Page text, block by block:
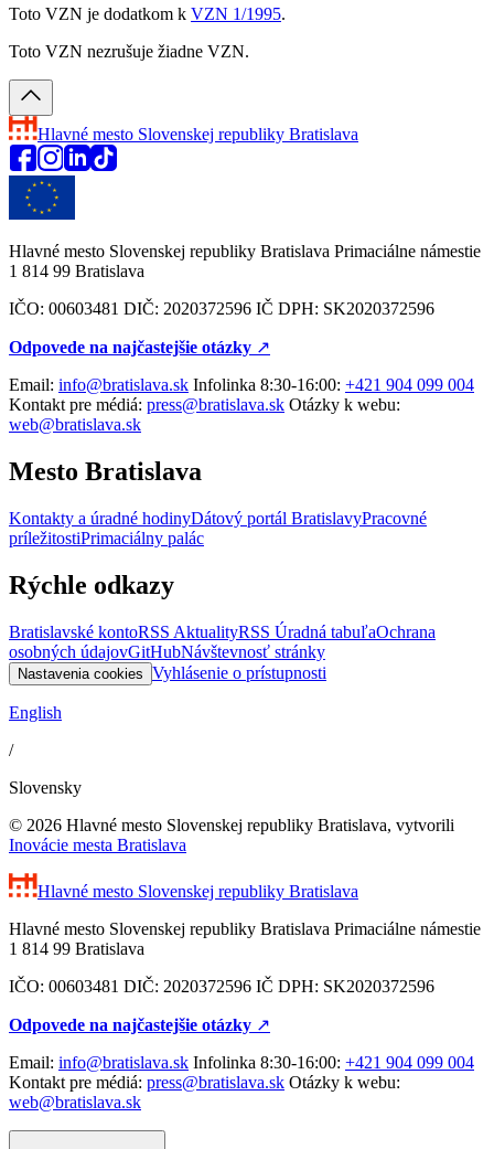
Toto VZN je dodatkom k VZN 1/1995.
Toto VZN nezrušuje žiadne VZN.
Hlavné mesto Slovenskej republiky Bratislava
Hlavné mesto Slovenskej republiky Bratislava Primaciálne námestie
1 814 99 Bratislava
IČO: 00603481 DIČ: 2020372596 IČ DPH: SK2020372596
Odpovede na najčastejšie otázky ↗︎
Email: info@bratislava.sk Infolinka 8:30-16:00: +421 904 099 004
Kontakt pre médiá: press@bratislava.sk Otázky k webu:
web@bratislava.sk
Mesto Bratislava
Kontakty a úradné hodinyDátový portál BratislavyPracovné
príležitostiPrimaciálny palác
Rýchle odkazy
Bratislavské kontoRSS AktualityRSS Úradná tabuľaOchrana
osobných údajovGitHubNávštevnosť stránky
Nastavenia cookies Vyhlásenie o prístupnosti
English
/
Slovensky
© 2026 Hlavné mesto Slovenskej republiky Bratislava, vytvorili
Inovácie mesta Bratislava
Hlavné mesto Slovenskej republiky Bratislava
Hlavné mesto Slovenskej republiky Bratislava Primaciálne námestie
1 814 99 Bratislava
IČO: 00603481 DIČ: 2020372596 IČ DPH: SK2020372596
Odpovede na najčastejšie otázky ↗︎
Email: info@bratislava.sk Infolinka 8:30-16:00: +421 904 099 004
Kontakt pre médiá: press@bratislava.sk Otázky k webu:
web@bratislava.sk